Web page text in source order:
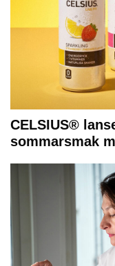
CELSIUS®
sommarsmak